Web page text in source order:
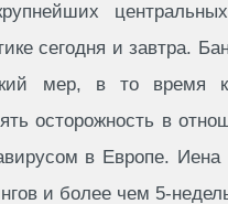
сегодня и завтра.
мер, в то время
осторожность в
в Европе.
и более чем 5-